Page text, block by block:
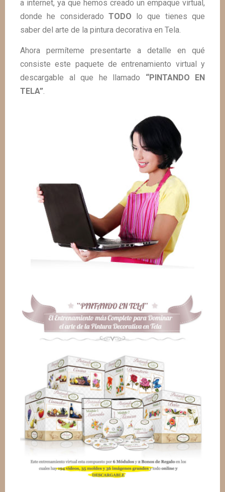
a internet, ya que hemos creado un empaque virtual,
donde he considerado TODO lo que tienes que
saber del arte de la pintura decorativa en Tela.
Ahora permíteme presentarte a detalle en qué
consiste este paquete de entrenamiento virtual y
descargable al que he llamado “PINTANDO EN
TELA”.